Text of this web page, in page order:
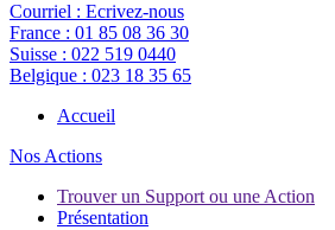
Courriel : Ecrivez-nous
France : 01 85 08 36 30
Suisse : 022 519 0440
Belgique : 023 18 35 65
Accueil
Nos Actions
Trouver un Support ou une Action
Présentation